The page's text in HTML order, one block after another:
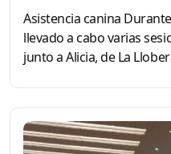
Asistencia canina
llevado a cabo varias
junto a Alicia, de La